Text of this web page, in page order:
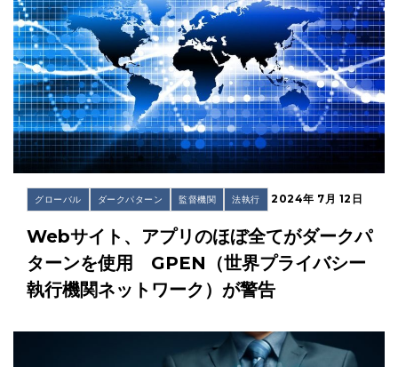
グローバル ダークパターン 監督機関 法執行 2024年 7月 12日
Webサイト、アプリのほぼ全てがダークパ
ターンを使用 GPEN（世界プライバシー
執行機関ネットワーク）が警告